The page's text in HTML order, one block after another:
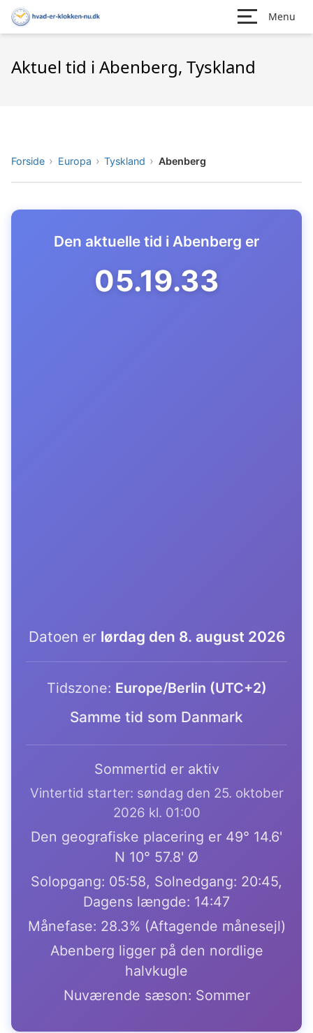
Menu
Aktuel tid i Abenberg, Tyskland
Forside Europa Tyskland Abenberg
Den aktuelle tid i Abenberg er
05.19.34
Datoen er lørdag den 8. august 2026
Tidszone: Europe/Berlin (UTC+2)
Samme tid som Danmark
Sommertid er aktiv
Vintertid starter: søndag den 25. oktober
2026 kl. 01:00
Den geografiske placering er 49° 14.6'
N 10° 57.8' Ø
Solopgang: 05:58, Solnedgang: 20:45,
Dagens længde: 14:47
Månefase: 28.3% (Aftagende månesejl)
Abenberg ligger på den nordlige
halvkugle
Nuværende sæson: Sommer